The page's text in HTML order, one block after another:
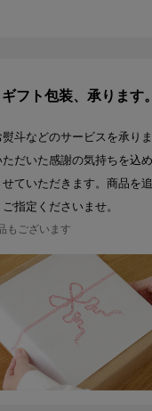
ギフト包装、承ります。
斗などのサービスを承り
だいた感謝の気持ちを込
ていただきます。商品を
指定くださいませ。
もございます